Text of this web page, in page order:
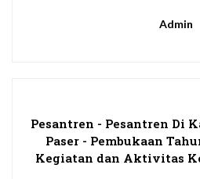
Admin
Pesantren - Pesantren Di
Paser - Pembukaan
Kegiatan dan Aktivitas